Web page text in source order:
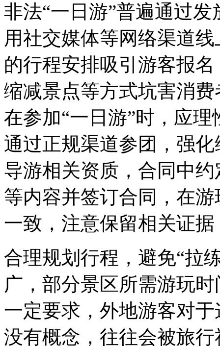
非法“一日游”普遍通过
用社交媒体等网络渠道
的行程安排吸引游客报
缩减景点等方式坑害消
在参加“一日游”时，应
通过正规渠道参团，强
导游相关资质，合同中
等内容并签订合同，在
一致，注意保留相关证
合理规划行程，避免“拉
广，部分景区所需游玩
一定要求，外地游客对
没有概念，往往会被旅